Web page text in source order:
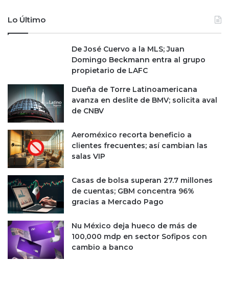
Lo Último
De José Cuervo a la MLS; Juan
Domingo Beckmann entra al grupo
propietario de LAFC
Dueña de Torre Latinoamericana
avanza en deslite de BMV; solicita aval
de CNBV
Aeroméxico recorta beneficio a
clientes frecuentes; así cambian las
salas VIP
Casas de bolsa superan 27.7 millones
de cuentas; GBM concentra 96%
gracias a Mercado Pago
Nu México deja hueco de más de
100,000 mdp en sector Sofipos con
cambio a banco